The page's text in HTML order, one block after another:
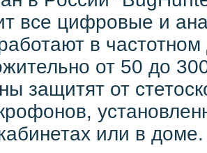
все цифровые и
в
от 50 до
защитят от
или в доме.